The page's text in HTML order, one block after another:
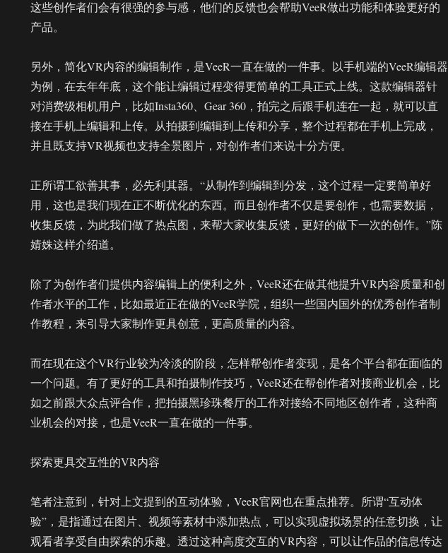
这些创作者们会有很强的参与感，他们的反馈也会帮助VeeR做出功能和体验更好的
产品。
另外，简化VR内容的编辑制作，是VeeR一直在做的一件事。以手机端的VeeR编辑器
为例，在去年年底，这个能让编辑过程变得更简单的工具正式上线。这款编辑器针
对消费级相机用户，比如Insta360、Gear 360，拍完之后跟手机连在一起，就可以直
接在手机上编辑和上传。从拍摄到编辑到上传和分享，整个过程都在手机上完成，
并且既支持VR视频也支持全景图片，对创作者们来说十分方便。
正所谓工欲善其事，必先利其器。“从制作到编辑到分发，这个过程一定要简单好
用，这也是我们现在正不断优化的东西。而且创作者不仅是要创作，也需要数据，
收集反馈，为此我们做了热点图，来帮大家收集反馈，更好的做下一次的创作。”陈
婧姝这样介绍道。
除了为创作者们提供内容编辑上的便利之外，VeeR还在做其他提升VR内容质量和创
作者水平的工作，比如最近正在做的VeeR学院，组织一些国内国外的优秀创作者制
作教程，来引导大家制作更具创意，更高质量的内容。
而在现在这个VR行业较为冷淡的阶段，怎样帮创作者变现，是各个平台都在面临的
一个问题。有了更好的工具和拍摄制作技巧，VeeR还在帮创作者对接商业机会，比
如之前跟大众点评合作，把拍摄黑珍珠餐厅的工作对接给不同地区创作者，这种商
业机会的对接，也是VeeR一直在做的一件事。
探索更具交互性的VR内容
笔者注意到，针对上文提到的互动体验，VeeR官网也在重点推荐。所谓“互动体
验”，是指通过在图片、视频等素材中添加热点，可以实现虚拟场景的任意切换，让
观看者享受自由探索的乐趣。透过这种高度交互的VR内容，可以让作品的信息传达